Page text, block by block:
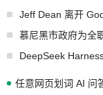
Jeff Dean 离开
慕尼黑市政府为全
任意网页划词 AI 问